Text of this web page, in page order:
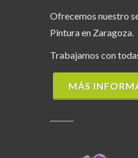
Ofrecemos nuestro
Pintura en Zaragoza.
Trabajamos con
MÁS